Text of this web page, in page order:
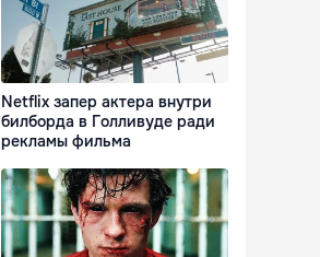
Netflix запер актера внутри
билборда в Голливуде ради
рекламы фильма